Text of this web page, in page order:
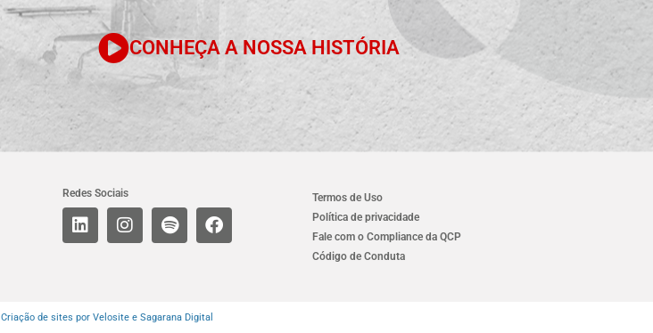
CONHEÇA A NOSSA HISTÓRIA
Redes Sociais
Termos de Uso
Política de privacidade
Fale com o Compliance da QCP
Código de Conduta
Criação de sites por Velosite e Sagarana Digital